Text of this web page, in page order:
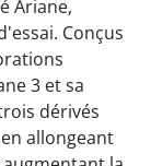
Ariane,
Conçus
3 et sa
dérivés
allongeant